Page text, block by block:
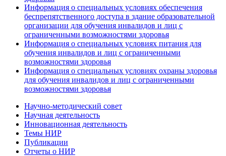
Информация о специальных условиях обеспечения
беспрепятственного доступа в здание образовательной
организации для обучения инвалидов и лиц с
ограниченными возможностями здоровья
Информация о специальных условиях питания для
обучения инвалидов и лиц с ограниченными
возможностями здоровья
Информация о специальных условиях охраны здоровья
для обучения инвалидов и лиц с ограниченными
возможностями здоровья
Научно-методический совет
Научная деятельность
Инновационная деятельность
Темы НИР
Публикации
Отчеты о НИР